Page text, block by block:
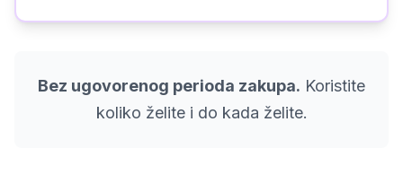
Bez ugovorenog perioda zakupa. Koristite
koliko želite i do kada želite.